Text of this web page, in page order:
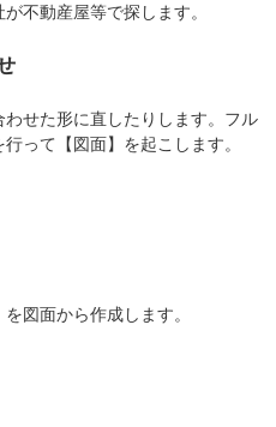
不動産屋等で探します。
せた形に直したりします。フル
って【図面】を起こします。
図面から作成します。